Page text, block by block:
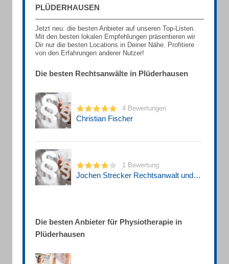
PLÜDERHAUSEN
Jetzt neu: die besten Anbieter auf unseren Top-Listen.
Mit den besten lokalen Empfehlungen präsentieren wir
Dir nur die besten Locations in Deiner Nähe. Profitiere
von den Erfahrungen anderer Nutzer!
Die besten Rechtsanwälte in Plüderhausen
4 Bewertungen
Christian Fischer
1 Bewertung
Jochen Strecker Rechtsanwalt und Steuerberater
Die besten Anbieter für Physiotherapie in
Plüderhausen